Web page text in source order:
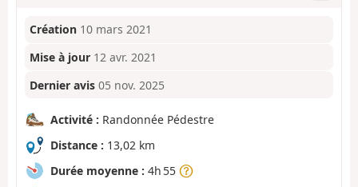
Création 10 mars 2021
Mise à jour 12 avr. 2021
Dernier avis 05 nov. 2025
Activité : Randonnée Pédestre
Distance : 13,02 km
Durée moyenne : 4h 55